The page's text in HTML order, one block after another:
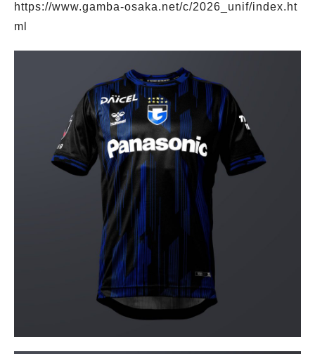
https://www.gamba-osaka.net/c/2026_unif/index.ht
ml